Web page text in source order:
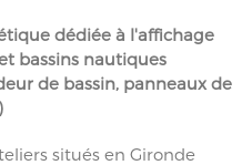
dédiée à l'affichage
bassins nautiques
de bassin, panneaux de
situés en Gironde